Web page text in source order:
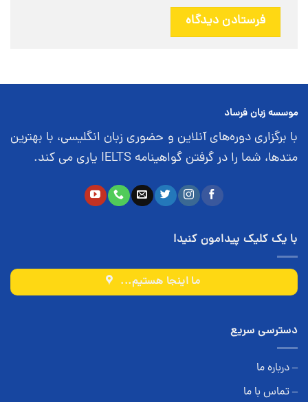
موسسه زبان فرساد
با برگزاری دوره‌های آنلاین و حضوری زبان انگلیسی، با بهترین
متدها، شما را در گرفتن گواهینامه IELTS یاری می کند.
با یک کلیک پیدامون کنید!
ما اینجا هستیم...
دسترسی سریع
– درباره ما
– تماس با ما